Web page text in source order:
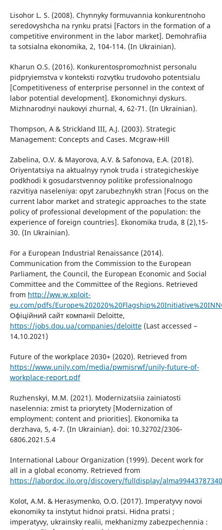
Lisohor L. S. (2008). Chynnyky formuvannia konkurentnoho
seredovyshcha na rynku pratsi [Factors in the formation of a
competitive environment in the labor market]. Demohrafiia
ta sotsialna ekonomika, 2, 104-114. (In Ukrainian).
Kharun O.S. (2016). Konkurentospromozhnist personalu
pidpryiemstva v konteksti rozvytku trudovoho potentsialu
[Competitiveness of enterprise personnel in the context of
labor potential development]. Ekonomichnyi dyskurs.
Mizhnarodnyi naukovyi zhurnal, 4, 62-71. (In Ukrainian).
Thompson, A & Strickland III, A.J. (2003). Strategic
Management: Concepts and Cases. Mcgraw-Hill
Zabelina, O.V. & Mayorova, A.V. & Safonova, E.A. (2018).
Oriyentatsiya na aktualnyy rynok truda i strategicheskiye
podkhodi k gosudarstvennoy politike professionalnogo
razvitiya naseleniya: opyt zarubezhnykh stran [Focus on the
current labor market and strategic approaches to the state
policy of professional development of the population: the
experience of foreign countries]. Ekonomika truda, 8 (2),15-
30. (In Ukrainian).
For a European Industrial Renaissance (2014).
Communication from the Commission to the European
Parliament, the Council, the European Economic and Social
Committee and the Committee of the Regions. Retrieved
from http://ww.w.xploit-
eu.com/pdfs/
Офіційний сайт компанії Deloitte,
https://jobs.dou.ua/companies/deloitte(Last accessed –
14.10.2021)
Future of the workplace 2030+ (2020). Retrieved from
https://www.unily.com/media/pwmisrwf/unily-future-of-
workplace-report.pdf
Ruzhenskyi, M.M. (2021). Modernizatsiia zainiatosti
naselennia: zmist ta priorytety [Modernization of
employment: content and priorities]. Ekonomika ta
derzhava, 5, 4-7. (In Ukrainian). doi: 10.32702/2306-
6806.2021.5.4
International Labour Organization (1999). Decent work for
all in a global economy. Retrieved from
https://labordoc.ilo.org/discovery/fulldisplay/
Kolot, A.M. & Herasymenko, O.O. (2017). Imperatyvy novoi
ekonomiky ta instytut hidnoi pratsi. Hidna pratsi ;
imperatyvy, ukrainsky realii, mekhanizmy zabezpechennia :